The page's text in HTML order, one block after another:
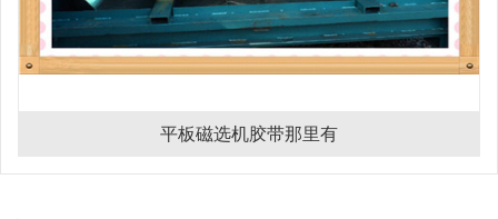
平板磁选机胶带那里有